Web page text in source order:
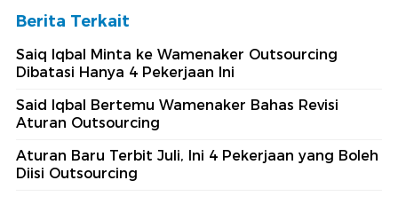
Berita Terkait
Saiq Iqbal Minta ke Wamenaker Outsourcing
Dibatasi Hanya 4 Pekerjaan Ini
Said Iqbal Bertemu Wamenaker Bahas Revisi
Aturan Outsourcing
Aturan Baru Terbit Juli, Ini 4 Pekerjaan yang Boleh
Diisi Outsourcing